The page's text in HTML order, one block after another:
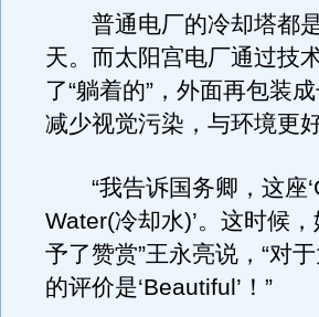
普通电厂的冷却塔都是
天。而太阳宫电厂通过技
了“躺着的”，外面再包装
减少视觉污染，与环境更
“我告诉国务卿，这座
Water(冷却水)’。这时候
予了赞赏”王永亮说，“对
的评价是‘Beautiful’！”